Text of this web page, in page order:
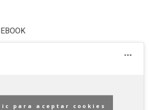
para aceptar cookies